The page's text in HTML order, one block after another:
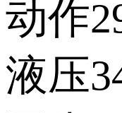
动作
液压